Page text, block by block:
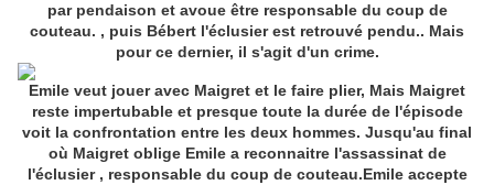
par pendaison et avoue être responsable du coup de
couteau. , puis Bébert l'éclusier est retrouvé pendu.. Mais
pour ce dernier, il s'agit d'un crime.
Emile veut jouer avec Maigret et le faire plier, Mais Maigret
reste impertubable et presque toute la durée de l'épisode
voit la confrontation entre les deux hommes. Jusqu'au final
où Maigret oblige Emile a reconnaitre l'assassinat de
l'éclusier , responsable du coup de couteau.Emile accepte